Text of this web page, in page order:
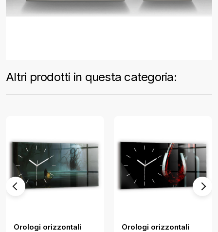
Altri prodotti in questa categoria:
Orologi orizzontali
Orologi orizzontali